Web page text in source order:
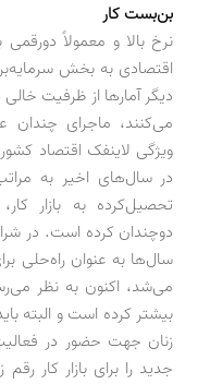
بن‌بست کار
نرخ بالا و معمولاً
اقتصادی به بخش
دیگر آمارها از ظرفیت
می‌کنند، ماجرای
ویژگی لاینفک اقتصاد
در سال‌های اخیر به
تحصیل‌کرده به بازار
دوچندان کرده است. در
سال‌ها به عنوان راه‌حلی
می‌شد، اکنون به نظر
بیشتر کرده است و البته
زنان جهت حضور در
جدید را برای بازار کار